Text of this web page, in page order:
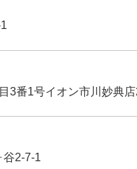
3番1号イオン市川妙典
2-7-1